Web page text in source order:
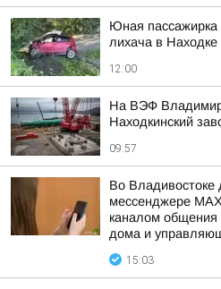
Юная пассажирка
лихача в Находке
12:00
На ВЭФ Владимир
Находкинский
09:57
Во
мессенджере
каналом общения
дома и
15:03